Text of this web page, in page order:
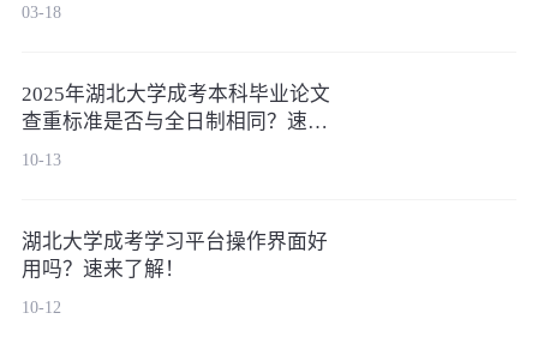
03-18
2025年湖北大学成考本科毕业论文
查重标准是否与全日制相同？速来
了解！
10-13
湖北大学成考学习平台操作界面好
用吗？速来了解！
10-12